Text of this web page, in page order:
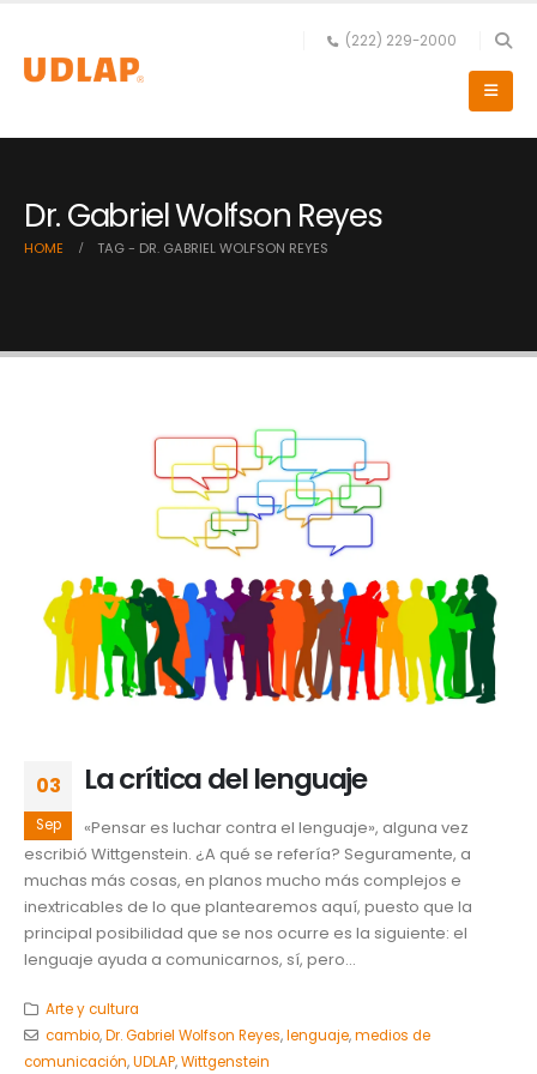
(222) 229-2000
Dr. Gabriel Wolfson Reyes
HOME TAG - DR. GABRIEL WOLFSON REYES
03
Sep
La crítica del lenguaje
«Pensar es luchar contra el lenguaje», alguna vez
escribió Wittgenstein. ¿A qué se refería? Seguramente, a
muchas más cosas, en planos mucho más complejos e
inextricables de lo que plantearemos aquí, puesto que la
principal posibilidad que se nos ocurre es la siguiente: el
lenguaje ayuda a comunicarnos, sí, pero...
Arte y cultura
cambio,Dr. Gabriel Wolfson Reyes,lenguaje,medios de
comunicación,UDLAP,Wittgenstein